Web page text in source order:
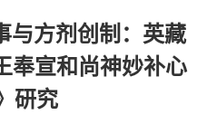
与方剂创制：英藏
奉宣和尚神妙补心
研究